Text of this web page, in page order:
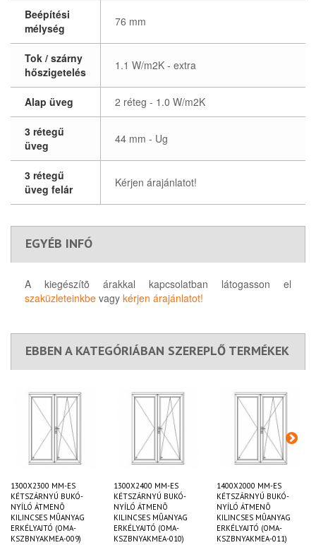
Beépítési
mélység
76 mm
Tok / szárny
hőszigetelés
1.1 W/m2K - extra
Alap üveg 2 réteg - 1.0 W/m2K
3 rétegű
üveg
44 mm - Ug
3 rétegű
üveg felár
Kérjen árajánlatot!
EGYÉB INFÓ
A kiegészítõ árakkal kapcsolatban látogasson el
szaküzleteinkbe vagy kérjen árajánlatot!
EBBEN A KATEGÓRIÁBAN SZEREPLŐ TERMÉKEK
1300X2300 MM-ES
KÉTSZÁRNYÚ BUKÓ-
NYÍLÓ ÁTMENÕ
KILINCSES MÛANYAG
ERKÉLYAJTÓ (OMA-
KSZBNYAKMEA-009)
1300X2400 MM-ES
KÉTSZÁRNYÚ BUKÓ-
NYÍLÓ ÁTMENÕ
KILINCSES MÛANYAG
ERKÉLYAJTÓ (OMA-
KSZBNYAKMEA-010)
1400X2000 MM-ES
KÉTSZÁRNYÚ BUKÓ-
NYÍLÓ ÁTMENÕ
KILINCSES MÛANYAG
ERKÉLYAJTÓ (OMA-
KSZBNYAKMEA-011)